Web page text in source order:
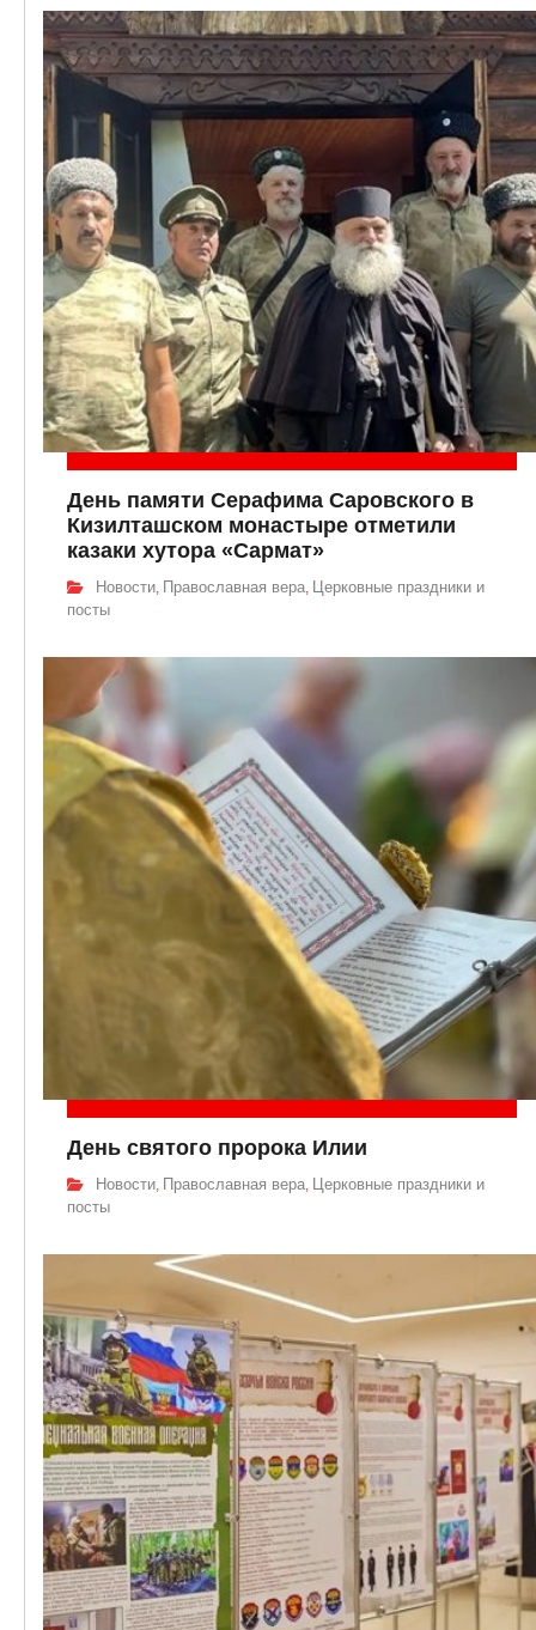
День памяти Серафима Саровского в
Кизилташском монастыре отметили
казаки хутора «Сармат»
Новости, Православная вера, Церковные праздники и
посты
День святого пророка Илии
Новости, Православная вера, Церковные праздники и
посты